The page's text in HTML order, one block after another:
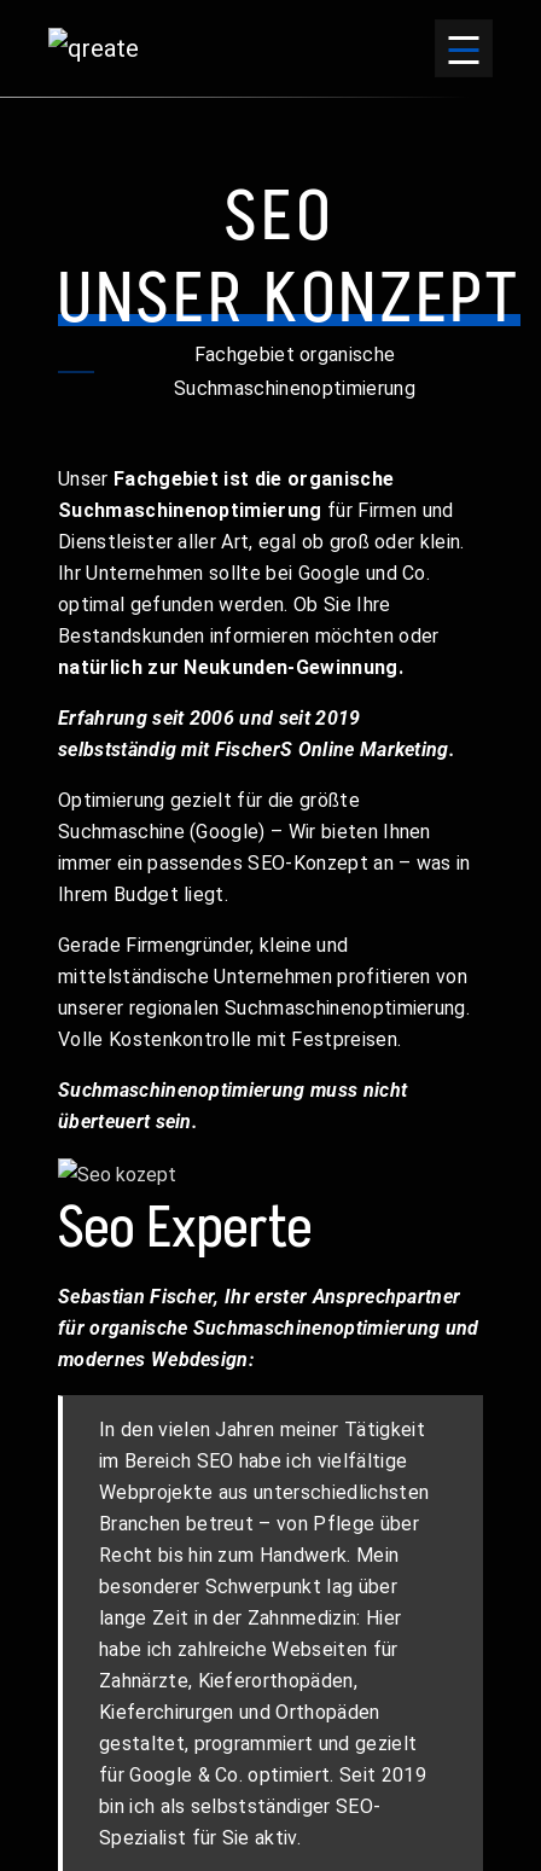
SEO
UNSER KONZEPT
Fachgebiet organische
Suchmaschinenoptimierung
Unser Fachgebiet ist die organische
Suchmaschinenoptimierung für Firmen und
Dienstleister aller Art, egal ob groß oder klein.
Ihr Unternehmen sollte bei Google und Co.
optimal gefunden werden. Ob Sie Ihre
Bestandskunden informieren möchten oder
natürlich zur Neukunden-Gewinnung.
Erfahrung seit 2006 und seit 2019
selbstständig mit FischerS Online Marketing.
Optimierung gezielt für die größte
Suchmaschine (Google) – Wir bieten Ihnen
immer ein passendes SEO-Konzept an – was in
Ihrem Budget liegt.
Gerade Firmengründer, kleine und
mittelständische Unternehmen profitieren von
unserer regionalen Suchmaschinenoptimierung.
Volle Kostenkontrolle mit Festpreisen.
Suchmaschinenoptimierung muss nicht
überteuert sein.
Seo Experte
Sebastian Fischer, Ihr erster Ansprechpartner
für organische Suchmaschinenoptimierung und
modernes Webdesign:
In den vielen Jahren meiner Tätigkeit
im Bereich SEO habe ich vielfältige
Webprojekte aus unterschiedlichsten
Branchen betreut – von Pflege über
Recht bis hin zum Handwerk. Mein
besonderer Schwerpunkt lag über
lange Zeit in der Zahnmedizin: Hier
habe ich zahlreiche Webseiten für
Zahnärzte, Kieferorthopäden,
Kieferchirurgen und Orthopäden
gestaltet, programmiert und gezielt
für Google & Co. optimiert. Seit 2019
bin ich als selbstständiger SEO-
Spezialist für Sie aktiv.